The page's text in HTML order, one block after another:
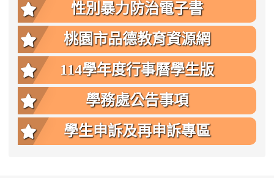
性別暴力防治電子書
桃園市品德教育資源網
114學年度行事曆學生版
學務處公告事項
學生申訴及再申訴專區